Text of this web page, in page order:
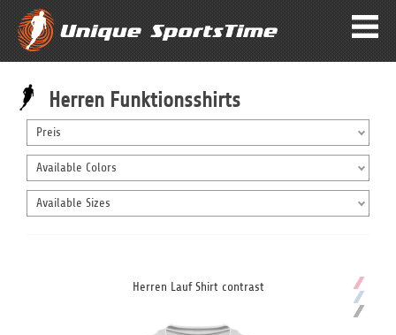
Herren Funktionsshirts
Preis
Available Colors
Available Sizes
Herren Lauf Shirt contrast